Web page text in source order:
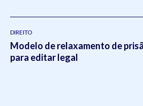
DIREITO
Modelo de relaxamento de
para editar legal